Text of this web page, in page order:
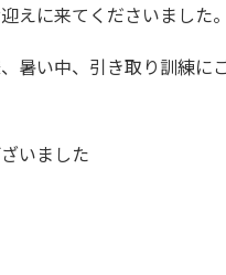
えに来てくださいました。
暑い中、引き取り訓練に
いました